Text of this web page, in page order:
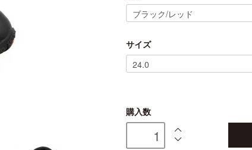
サイズ
購入数